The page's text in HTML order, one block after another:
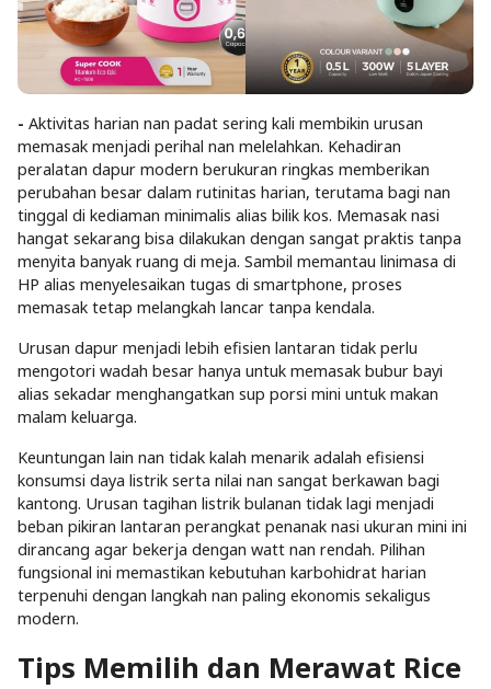
- Aktivitas harian nan padat sering kali membikin urusan
memasak menjadi perihal nan melelahkan. Kehadiran
peralatan dapur modern berukuran ringkas memberikan
perubahan besar dalam rutinitas harian, terutama bagi nan
tinggal di kediaman minimalis alias bilik kos. Memasak nasi
hangat sekarang bisa dilakukan dengan sangat praktis tanpa
menyita banyak ruang di meja. Sambil memantau linimasa di
HP alias menyelesaikan tugas di smartphone, proses
memasak tetap melangkah lancar tanpa kendala.
Urusan dapur menjadi lebih efisien lantaran tidak perlu
mengotori wadah besar hanya untuk memasak bubur bayi
alias sekadar menghangatkan sup porsi mini untuk makan
malam keluarga.
Keuntungan lain nan tidak kalah menarik adalah efisiensi
konsumsi daya listrik serta nilai nan sangat berkawan bagi
kantong. Urusan tagihan listrik bulanan tidak lagi menjadi
beban pikiran lantaran perangkat penanak nasi ukuran mini ini
dirancang agar bekerja dengan watt nan rendah. Pilihan
fungsional ini memastikan kebutuhan karbohidrat harian
terpenuhi dengan langkah nan paling ekonomis sekaligus
modern.
Tips Memilih dan Merawat Rice